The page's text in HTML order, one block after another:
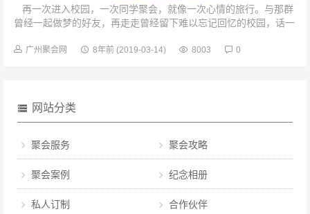
再一次进入校园，一次同学聚会，就像一次心情的旅行。与那群
曾经一起做梦的好友，再走走曾经留下难以忘记回忆的校园，话一
广州聚会网 8年前 (2019-03-14) 8003 0
网站分类
聚会服务 聚会攻略
聚会案例 纪念相册
私人订制 合作伙伴